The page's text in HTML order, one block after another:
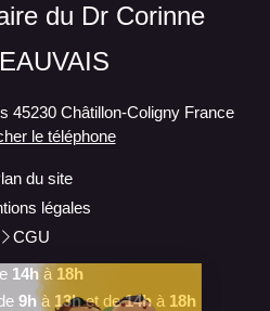
du Dr Corinne
45230 Châtillon-Coligny France
le téléphone
du site
légales
CGU
14hà 18h
9hà 13het de14h à 18h